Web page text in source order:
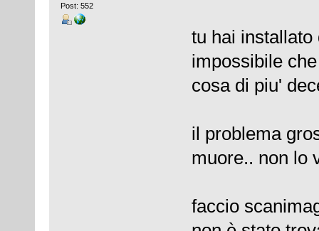
Post: 552
tu hai installato
impossibile
cosa di piu'
il problema
muore.. non lo
faccio